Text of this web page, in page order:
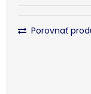
Porovnať